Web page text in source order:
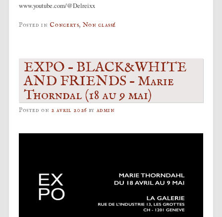
www.youtube.com/@Delreixx
Posted in Concerts, Non classé
EXPO – BLACK&WHITE
AND FRIENDS – Marie
Thorndal (18 au 9 mai)
Posted on 2 avril 2026 by admin